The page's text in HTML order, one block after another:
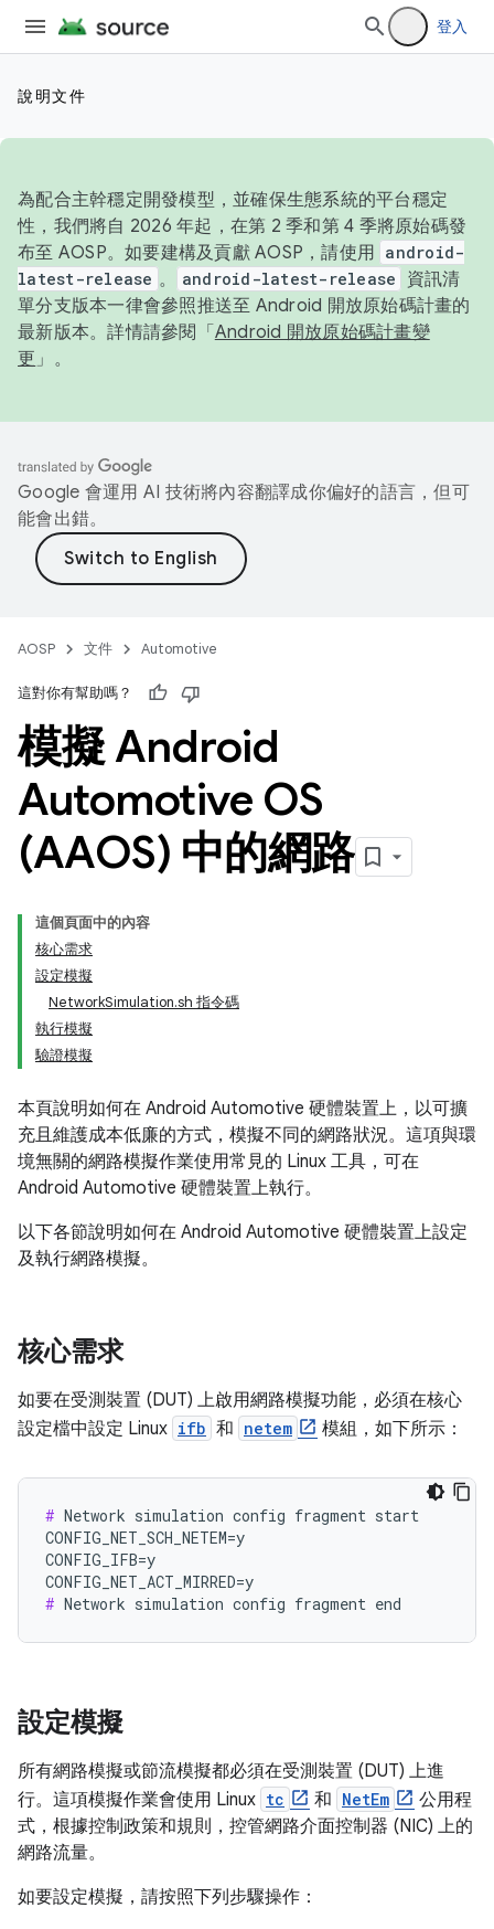
登入
說明文件
為配合主幹穩定開發模型，並確保生態系統的平台穩定
性，我們將自 2026 年起，在第 2 季和第 4 季將原始碼發
布至 AOSP。如要建構及貢獻 AOSP，請使用 android-
latest-release 。 android-latest-release
資訊清
單分支版本一律會參照推送至 Android 開放原始碼計畫的
最新版本。詳情請參閱「 Android 開放原始碼計畫變
更 」。
Google 會運用 AI 技術將內容翻譯成你偏好的語言，但可
能會出錯。
AOSP 文件 Automotive
這對你有幫助嗎？
模擬 Android
Automotive OS
(AAOS) 中的網路
這個頁面中的內容
核心需求
設定模擬
NetworkSimulation.sh 指令碼
執行模擬
驗證模擬
本頁說明如何在 Android Automotive 硬體裝置上，以可擴
充且維護成本低廉的方式，模擬不同的網路狀況。這項與環
境無關的網路模擬作業使用常見的 Linux 工具，可在
Android Automotive 硬體裝置上執行。
以下各節說明如何在 Android Automotive 硬體裝置上設定
及執行網路模擬。
核心需求
如要在受測裝置 (DUT) 上啟用網路模擬功能，必須在核心
設定檔中設定 Linux ifb 和 netem 模組，如下所示：
# Network simulation config fragment start
CONFIG_NET_SCH_NETEM=y
CONFIG_IFB=y
#
設定模擬
所有網路模擬或節流模擬都必須在受測裝置 (DUT) 上進
行。這項模擬作業會使用 Linux tc 和 NetEm
公用程
式，根據控制政策和規則，控管網路介面控制器 (NIC) 上的
網路流量。
如要設定模擬，請按照下列步驟操作：